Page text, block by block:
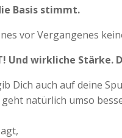
Basis stimmt.
vor Vergangenes
Und wirkliche Stärke.
Dich auch auf deine
geht natürlich umso